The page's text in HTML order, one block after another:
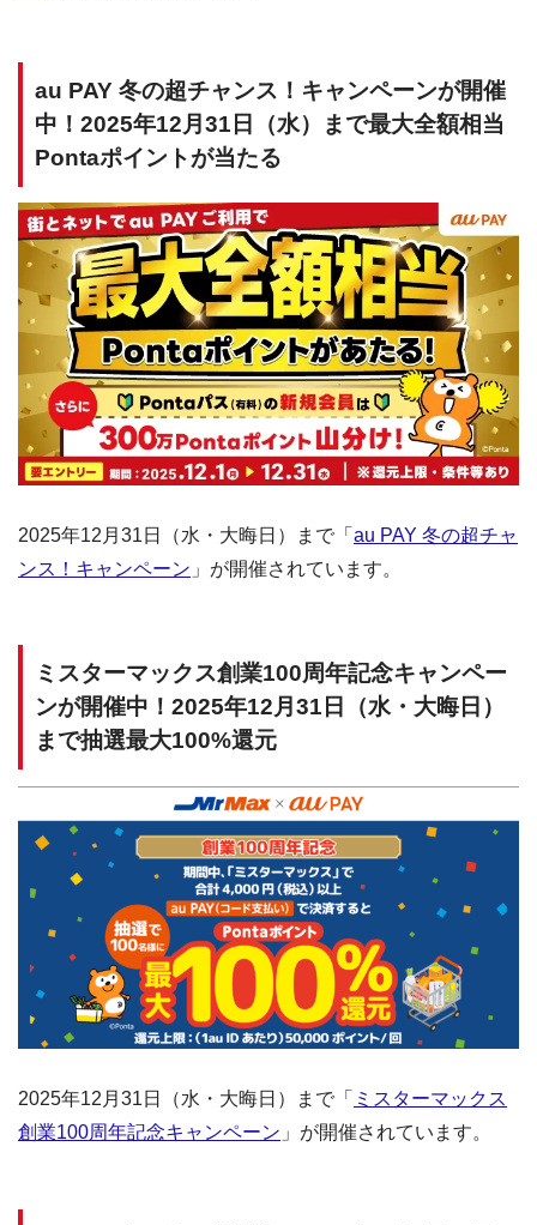
au PAY 冬の超チャンス！キャンペーンが開催
中！2025年12月31日（水）まで最大全額相当
Pontaポイントが当たる
2025年12月31日（水・大晦日）まで「 au PAY 冬の超チャ
ンス！キャンペーン 」が開催されています。
ミスターマックス創業100周年記念キャンペー
ンが開催中！2025年12月31日（水・大晦日）
まで抽選最大100%還元
2025年12月31日（水・大晦日）まで「 ミスターマックス
創業100周年記念キャンペーン 」が開催されています。